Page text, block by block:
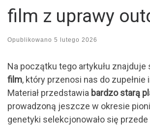
film z uprawy
Opublikowano 5 lutego 2026
Na początku tego artykułu znajduje
film, który przenosi nas do zupełnie
Materiał przedstawia bardzo starą
prowadzoną jeszcze w okresie
genetyki selekcjonowało się